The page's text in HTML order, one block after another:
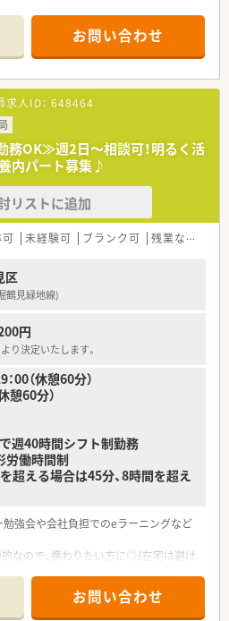
に1回から2回の頻度でメーカーによる
か、会社負担でeラーニングを受講でき
に支援します。 ■将来的な業務効率化を
定しており、アナログな事務作業を削減
集中できる環境を整えます。
れて開設した経緯もあり、ドクターとの
積極的にされており、携わっていきた
もおすすめです。
システムを導入されており、安心して効
環境です。
め地域に根差して、腰を据えて働くこと
歩10分程度ですが、自転車の貸与も可能
お問い合わせ
求人ID： 648464
務OK≫週2日～相談可！明るく活
内パート募集♪
リストに追加
未経験可 ブランク可 残業なし(ほぼなし含む)
区
鶴見緑地線)
円
り決定いたします。
00（休憩60分）
憩60分）
週40時間シフト制勤務
働時間制
超える場合は45分、8時間を超え
強会や会社負担でのeラーニングなど
なので、携わりたい方に◎（在宅は避け
っており、薬剤師会の勉強はもちろん参
お問い合わせ